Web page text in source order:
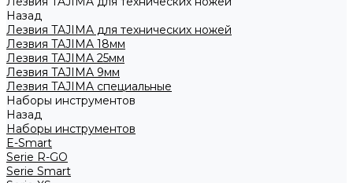
Назад
Лезвия TAJIMA для технических ножей
Лезвия TAJIMA 18мм
Лезвия TAJIMA 25мм
Лезвия TAJIMA 9мм
Лезвия TAJIMA специальные
Наборы инструментов
Назад
Наборы инструментов
E-Smart
Serie R-GO
Serie Smart